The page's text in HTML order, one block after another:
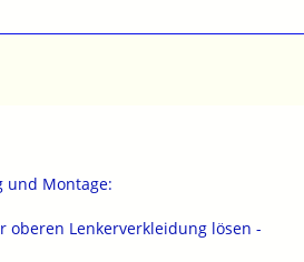
und Montage:
oberen Lenkerverkleidung lösen -